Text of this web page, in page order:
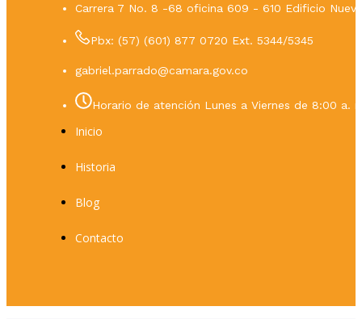
Carrera 7 No. 8 -68 oficina 609 - 610 Edificio
Pbx: (57) (601) 877 0720 Ext. 5344/5345
gabriel.parrado@camara.gov.co
Horario de atención Lunes a Viernes de 8:00 a.
Inicio
Historia
Blog
Contacto